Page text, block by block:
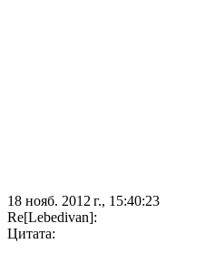
18 нояб. 2012 г., 15:40:23
Re[Lebedivan]:
Цитата: